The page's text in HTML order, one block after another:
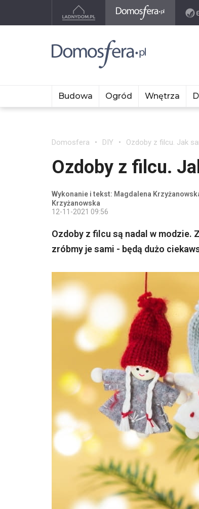
Budowa Ogród Wnętrza
Domosfera DIY Ozdoby z filcu. Jak
Ozdoby z filcu.
Wykonanie i tekst: Magdalena
Krzyżanowska
12-11-2021 09:56
Ozdoby z filcu są nadal w modzie.
zróbmy je sami - będą dużo